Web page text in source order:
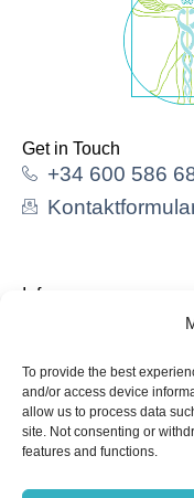
To provide the best
and/or access device
allow us to process data
site. Not consenting or
features and functions.
Get in Touch
+34 600 586
Info
AGB
Cookie Policy
Qvantum Health